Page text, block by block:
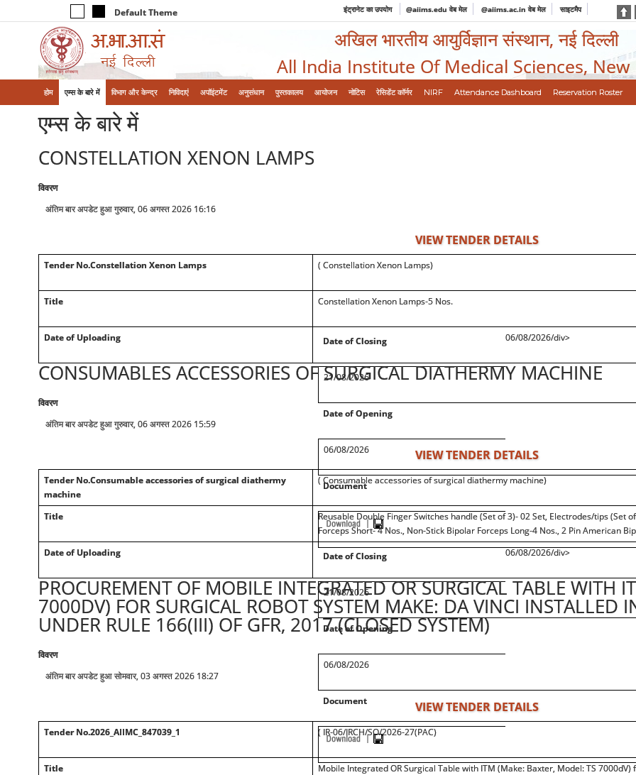
Default Theme इंट्रानेट का उपयोग @aiims.edu वेब मेल @aiims.ac.in वेब मेल साइटमैप
अखिल भारतीय आयुर्विज्ञान संस्थान, नई दिल्ली
All India Institute Of Medical Sciences, New
होम एम्‍स के बारे में विभाग और केन्‍द्र निविदाएं अपॉइंटमेंट अनुसंधान पुस्तकालय आयोजन नोटिस रेसिडेंट कॉर्नर NIRF Attendance Dashboard Reservation Roster
एम्‍स के बारे में
CONSTELLATION XENON LAMPS
विवरण
अंतिम बार अपडेट हुआ गुरुवार, 06 अगस्त 2026 16:16
VIEW TENDER DETAILS
Tender No.Constellation Xenon Lamps ( Constellation Xenon Lamps)
Title Constellation Xenon Lamps-5 Nos.
Date of Uploading 06/08/2026/div>
Date of Closing
21/08/2026
Date of Opening
06/08/2026
Document
CONSUMABLES ACCESSORIES OF SURGICAL DIATHERMY MACHINE
विवरण
अंतिम बार अपडेट हुआ गुरुवार, 06 अगस्त 2026 15:59
VIEW TENDER DETAILS
Tender No.Consumable accessories of surgical diathermy
machine
( Consumable accessories of surgical diathermy machine)
Title
Reusable Double Finger Switches handle (Set of 3)- 02 Set, Electrodes/tips (Set
Forceps Short- 4 Nos., Non-Stick Bipolar Forceps Long-4 Nos., 2 Pin American
Date of Uploading
06/08/2026/div>
Date of Closing
21/08/2026
Date of Opening
06/08/2026
Document
PROCUREMENT OF MOBILE INTEGRATED OR SURGICAL TABLE WITH
7000DV) FOR SURGICAL ROBOT SYSTEM MAKE: DA VINCI INSTALLED
UNDER RULE 166(III) OF GFR, 2017 (CLOSED SYSTEM)
विवरण
अंतिम बार अपडेट हुआ सोमवार, 03 अगस्त 2026 18:27
VIEW TENDER DETAILS
Tender No.2026_AIIMC_847039_1 ( IR-06/IRCH/SO/2026-27(PAC)
Title
Mobile Integrated OR Surgical Table with ITM (Make: Baxter, Model: TS